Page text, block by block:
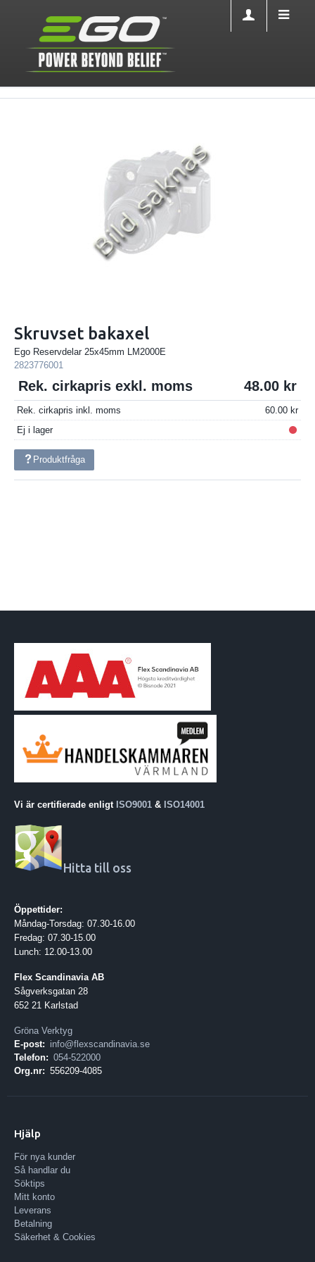
Skruvset bakaxel
Ego Reservdelar 25x45mm LM2000E
2823776001
Rek. cirkapris exkl. moms 48.00
Rek. cirkapris inkl. moms
60.00
Ej i lager
Produktfråga
Vi är certifierade enligt ISO9001 & ISO14001
Hitta till oss
Öppettider:
Måndag-Torsdag: 07.30-16.00
Fredag: 07.30-15.00
Lunch: 12.00-13.00
Flex Scandinavia AB
Sågverksgatan 28
652 21 Karlstad
Gröna Verktyg
E-post: info@flexscandinavia.se
Telefon: 054-522000
Org.nr: 556209-4085
Hjälp
För nya kunder
Så handlar du
Söktips
Mitt konto
Leverans
Betalning
Säkerhet & Cookies